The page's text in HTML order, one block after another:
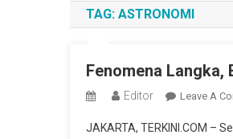
TAG: ASTRONOMI
Fenomena Langka,
Editor Leave A
JAKARTA, TERKINI.COM –